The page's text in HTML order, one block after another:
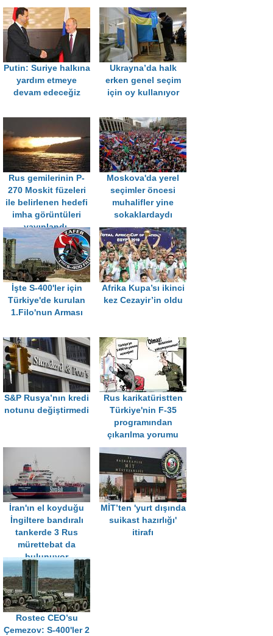
Putin: Suriye halkına
yardım etmeye
devam edeceğiz
Ukrayna’da halk
erken genel seçim
için oy kullanıyor
Rus gemilerinin P-
270 Moskit füzeleri
ile belirlenen hedefi
imha görüntüleri
yayınlandı.
Moskova'da yerel
seçimler öncesi
muhalifler yine
sokaklardaydı
İşte S-400'ler için
Türkiye'de kurulan
1.Filo'nun Arması
Afrika Kupa’sı ikinci
kez Cezayir’in oldu
S&P Rusya’nın kredi
notunu değiştirmedi
Rus karikatüristten
Türkiye'nin F-35
programından
çıkarılma yorumu
İran'ın el koyduğu
İngiltere bandıralı
tankerde 3 Rus
mürettebat da
bulunuyor
MİT’ten 'yurt dışında
suikast hazırlığı'
itirafı
Rostec CEO’su
Çemezov: S-400'ler 2